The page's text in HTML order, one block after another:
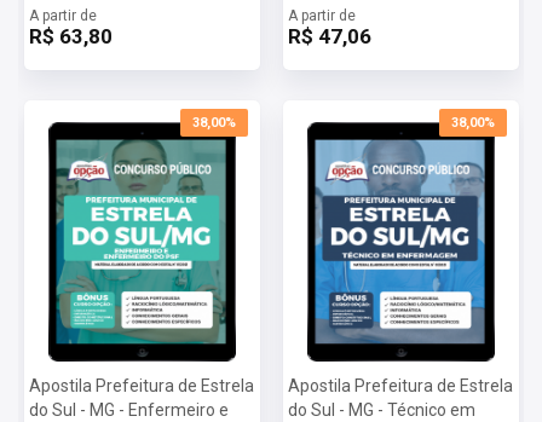
A partir de
R$ 63,80
A partir de
R$ 47,06
38,00%
Apostila Prefeitura de Estrela
do Sul - MG - Enfermeiro e
38,00%
Apostila Prefeitura de Estrela
do Sul - MG - Técnico em